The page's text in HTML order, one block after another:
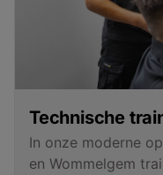
Technische
In onze moderne
en Wommelgem